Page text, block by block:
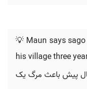
💡 Maun says
his village three
پیش باعث مرگ یک